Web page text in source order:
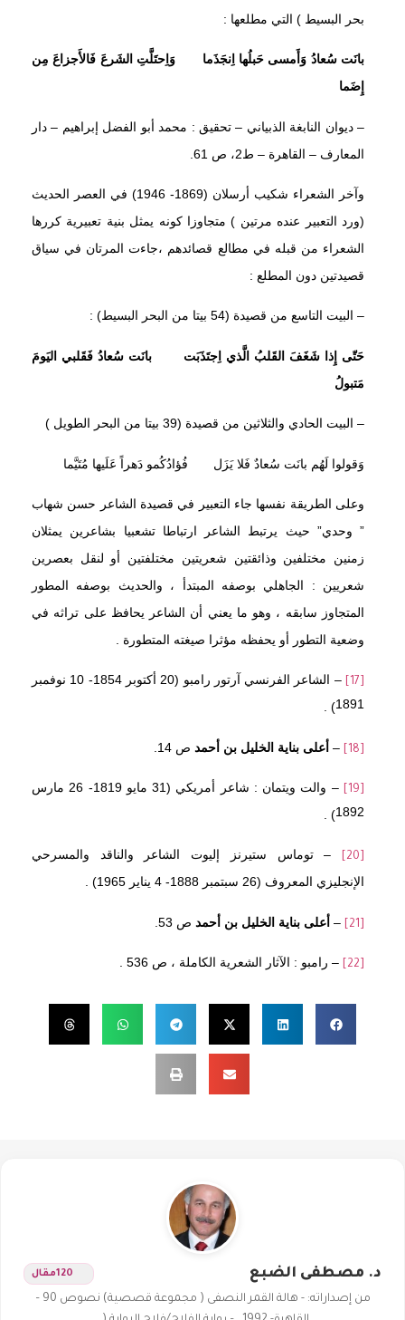
بحر البسيط ) التي مطلعها :
بانَت سُعادُ وَأَمسى حَبلُها اِنجَذَما وَاِحتَلَّتِ الشَرعَ فَالأَجزاعَ مِن
إِضَما
– ديوان النابغة الذبياني – تحقيق : محمد أبو الفضل إبراهيم – دار
المعارف – القاهرة – ط2، ص 61.
وآخر الشعراء شكيب أرسلان (1869- 1946) في العصر الحديث
(ورد التعبير عنده مرتين ) متجاوزا كونه يمثل بنية تعبيرية كررها
الشعراء من قبله في مطالع قصائدهم ،جاءت المرتان في سياق
قصيدتين دون المطلع :
– البيت التاسع من قصيدة (54 بيتا من البحر البسيط) :
حَتّى إِذا شَغَفَ القَلبُ الَّذي اِجتَذَبَت بانَت سُعادُ فَقَلبي اليَومَ
مَتبولُ
– البيت الحادي والثلاثين من قصيدة (39 بيتا من البحر الطويل )
وَقولوا لَهُم بانَت سُعادٌ فَلا يَزَل فُؤادُكُمو دَهراً عَلَيها مُتَيَّما
وعلى الطريقة نفسها جاء التعبير في قصيدة الشاعر حسن شهاب
” وحدي” حيث يرتبط الشاعر ارتباطا تشعبيا بشاعرين يمثلان
زمنين مختلفين وذائقتين شعريتين مختلفتين أو لنقل بعصرين
شعريين : الجاهلي بوصفه المبتدأ ، والحديث بوصفه المطور
المتجاوز سابقه ، وهو ما يعني أن الشاعر يحافظ على تراثه في
وضعية التطور أو يحفظه مؤثرا صيغته المتطورة .
[17]
– الشاعر الفرنسي آرتور رامبو (20 أكتوبر 1854- 10 نوفمبر
1891) .
– أعلى بناية الخليل بن أحمد ص 14.
[19]
– والت ويتمان : شاعر أمريكي (31 مايو 1819- 26 مارس
1892) .
[20]
– توماس ستيرنز إليوت الشاعر والناقد والمسرحي
الإنجليزي المعروف (26 سبتمبر 1888- 4 يناير 1965) .
[21]
– أعلى بناية الخليل بن أحمد ص 53.
[22] – رامبو : الآثار الشعرية الكاملة ، ص 536 .
د. مصطفى الضبع 120مقال
من إصداراته: - هالة القمر النصفى ( مجموعة قصصية) نصوص 90 –